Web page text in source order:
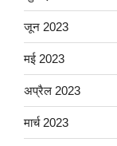
जून 2023
मई 2023
अप्रैल 2023
मार्च 2023